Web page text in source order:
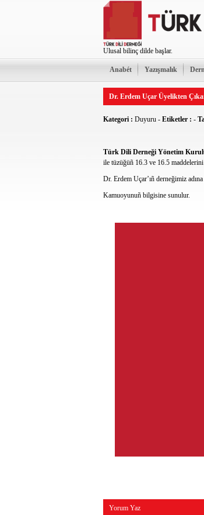
Ulusal bilinç dilde başlar.
Anabét Yazışmalık
Dr. Erdem Uçar Üyelikten
Kategori : Duyuru - Etiketler : -
Türk Dili Derneği Yönetim
ile tüzüğüñ 16.3 ve 16.5
Dr. Erdem Uçar’ıñ derneğimiz
Kamuoyunuñ bilgisine sunulur.
Yorum Yaz